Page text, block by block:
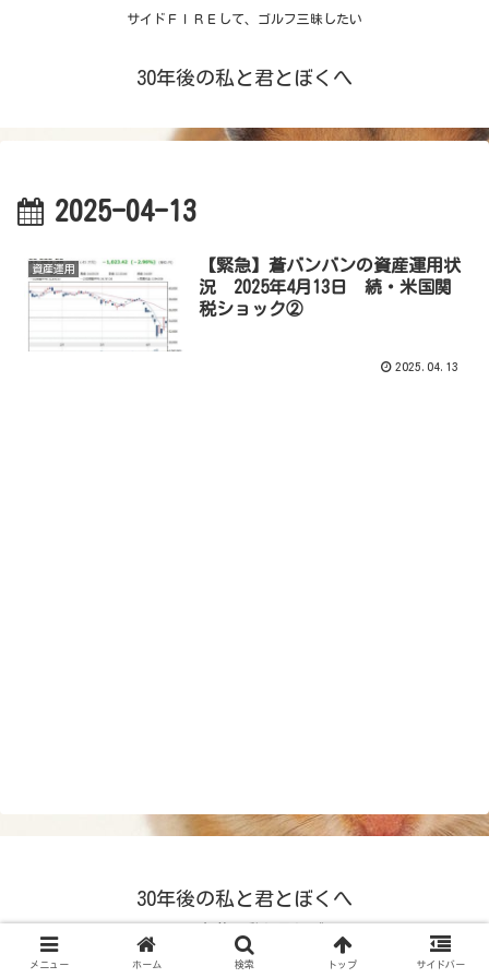
サイドＦＩＲＥして、ゴルフ三昧したい
30年後の私と君とぼくへ
2025-04-13
資産運用
【緊急】蒼バンバンの資産運用状
況 2025年4月13日 続・米国関
税ショック②
2025.04.13
30年後の私と君とぼくへ
メニュー ホーム 検索 トップ サイドバー